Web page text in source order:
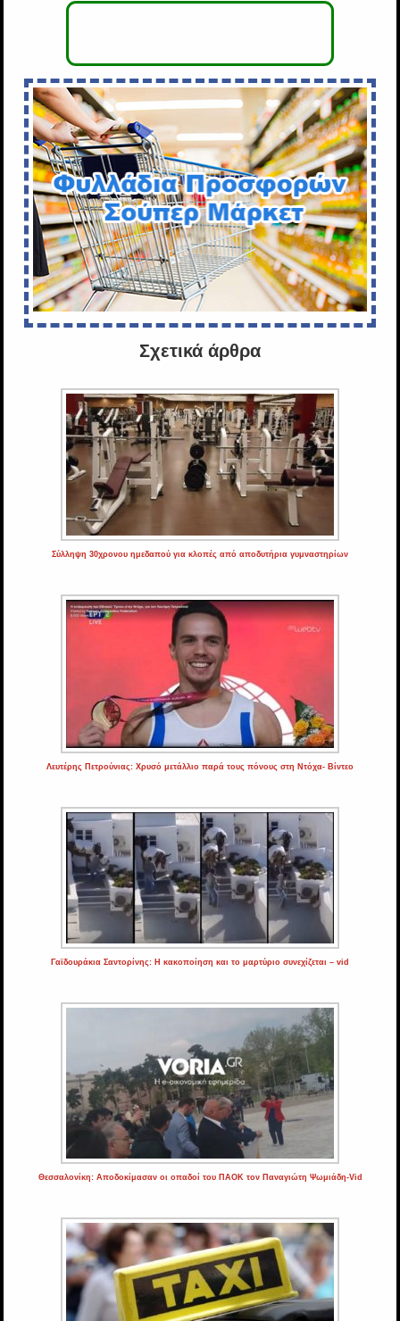
Σχετικά άρθρα
Σύλληψη 30χρονου ημεδαπού για κλοπές από αποδυτήρια γυμναστηρίων
Λευτέρης Πετρούνιας: Χρυσό μετάλλιο παρά τους πόνους στη Ντόχα- Βίντεο
Γαϊδουράκια Σαντορίνης: Η κακοποίηση και το μαρτύριο συνεχίζεται – vid
Θεσσαλονίκη: Αποδοκίμασαν οι οπαδοί του ΠΑΟΚ τον Παναγιώτη Ψωμιάδη-Vid